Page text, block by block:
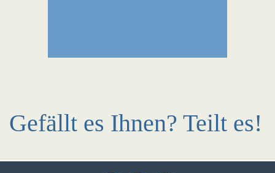
Gefällt es Ihnen? Teilt es!